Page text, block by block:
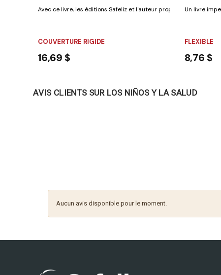
Avec ce livre, les éditions Safeliz et l'auteur proposent au lecteur
COUVERTURE RIGIDE
16,69 $
Un livre
FLEXIBLE
8,76 $
AVIS CLIENTS SUR LOS NIÑOS Y LA SALUD
Aucun avis disponible pour le moment.